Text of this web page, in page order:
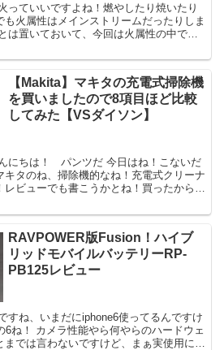
っていいですよね！燃やしたり焼いたり
火属性はメインストリームだったりしま
は置いておいて、今回は火属性の中で
【Makita】マキタの充電式掃除機
を買いましたので8項目ほど比較
してみた【VSダイソン】
にちは！ パンツだ 今日はね！こないだ
キタのね、掃除機的なね！充電式クリーナ
ビューでも書こうかとね！買ったから
RAVPOWER版Fusion！ハイブ
リッドモバイルバッテリーRP-
PB125レビュー
すね、いまだにiphone6使ってるんですけ
6ね！ カメラ性能やら何やらのハードウェ
では言わないですけど、まぁ実使用に特